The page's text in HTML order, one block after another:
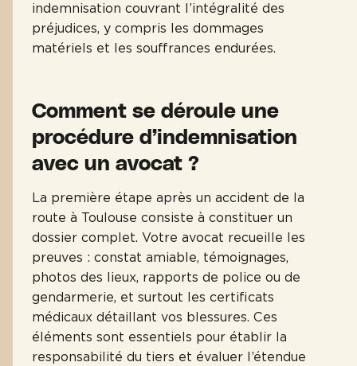
indemnisation couvrant l’intégralité des
préjudices, y compris les dommages
matériels et les souffrances endurées.
Comment se déroule une
procédure d’indemnisation
avec un avocat ?
La première étape après un accident de la
route à Toulouse consiste à constituer un
dossier complet. Votre avocat recueille les
preuves : constat amiable, témoignages,
photos des lieux, rapports de police ou de
gendarmerie, et surtout les certificats
médicaux détaillant vos blessures. Ces
éléments sont essentiels pour établir la
responsabilité du tiers et évaluer l’étendue